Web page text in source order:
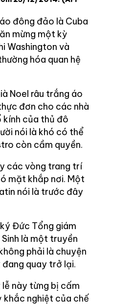
đông đảo là Cuba
mừng một kỳ
Washington và
hóa quan hệ
Noel râu trắng áo
đơn cho các nhà
kính của thủ đô
nói là khó có thể
còn cầm quyền.
các vòng trang trí
mặt khắp nơi. Một
nói là trước đây
Đức Tổng giám
là một truyền
phải là chuyện
quay trở lại.
này từng bị cấm
nghiệt của chế